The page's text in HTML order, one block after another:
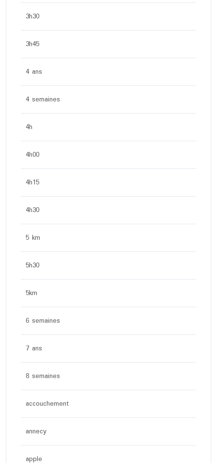
3h30
3h45
4 ans
4 semaines
4h
4h00
4h15
4h30
5 km
5h30
5km
6 semaines
7 ans
8 semaines
accouchement
annecy
apple